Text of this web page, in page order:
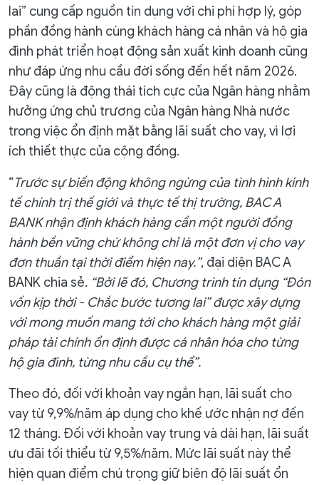
lai” cung cấp nguồn tín dụng với chi phí hợp lý, góp
phần đồng hành cùng khách hàng cá nhân và hộ gia
đình phát triển hoạt động sản xuất kinh doanh cũng
như đáp ứng nhu cầu đời sống đến hết năm 2026.
Đây cũng là động thái tích cực của Ngân hàng nhằm
hưởng ứng chủ trương của Ngân hàng Nhà nước
trong việc ổn định mặt bằng lãi suất cho vay, vì lợi
ích thiết thực của cộng đồng.
“Trước sự biến động không ngừng của tình hình kinh
tế chính trị thế giới và thực tế thị trường, BAC A
BANK nhận định khách hàng cần một người đồng
hành bền vững chứ không chỉ là một đơn vị cho vay
đơn thuần tại thời điểm hiện nay.”, đại diện BAC A
BANK chia sẻ. “Bởi lẽ đó, Chương trình tín dụng “Đón
vốn kịp thời - Chắc bước tương lai” được xây dựng
với mong muốn mang tới cho khách hàng một giải
pháp tài chính ổn định được cá nhân hóa cho từng
hộ gia đình, từng nhu cầu cụ thể”.
Theo đó, đối với khoản vay ngắn hạn, lãi suất cho
vay từ 9,9%/năm áp dụng cho khế ước nhận nợ đến
12 tháng. Đối với khoản vay trung và dài hạn, lãi suất
ưu đãi tối thiểu từ 9,5%/năm. Mức lãi suất này thể
hiện quan điểm chú trọng giữ biên độ lãi suất ổn